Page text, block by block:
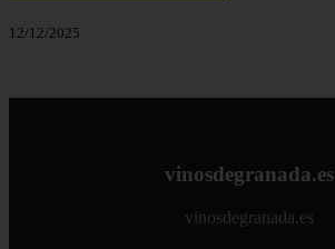
12/12/2025
vinosdegranada.es
vinosdegranada.es